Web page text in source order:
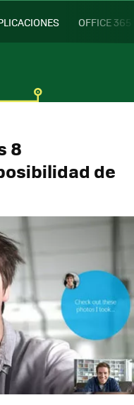
OFFICE 365
8
de